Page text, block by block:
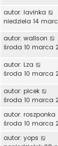
autor: lavinka
niedziela 14
autor: wallson
środa 10 marca
autor: Lza
środa 10 marca
autor: picek
środa 10 marca
autor: roszponka
środa 10 marca
autor: yops